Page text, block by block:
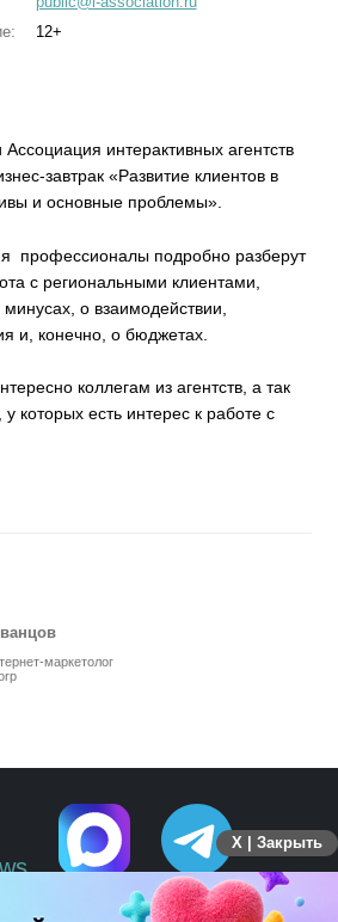
12+
интерактивных агентств
завтрак «Развитие клиентов в
и основные проблемы».
профессионалы подробно разберут
с региональными клиентами,
о взаимодействии,
и, конечно, о бюджетах.
коллегам из агентств, а так
которых есть интерес к работе с
маркетолог
X | Закрыть
НА ПОЛНУЮ ВЕРСИЮ